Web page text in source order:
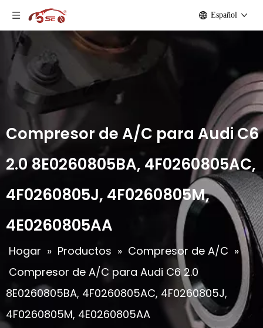
Español
Compresor de A/C para Audi C6
2.0 8E0260805BA, 4F0260805AC,
4F0260805J, 4F0260805M,
4E0260805AA
Hogar » Productos » Compresor de A/C »
Compresor de A/C para Audi C6 2.0
8E0260805BA, 4F0260805AC, 4F0260805J,
4F0260805M, 4E0260805AA